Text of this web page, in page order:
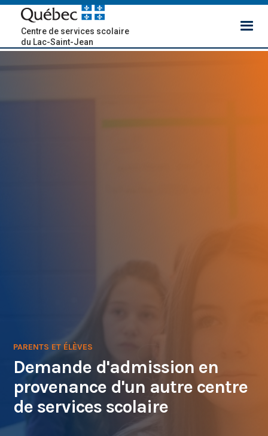
Centre de services scolaire
du Lac-Saint-Jean
PARENTS ET ÉLÈVES
Demande d'admission en
provenance d'un autre centre
de services scolaire